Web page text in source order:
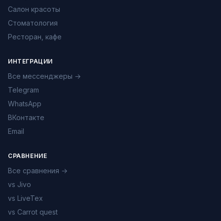
Салон красоты
Стоматология
Ресторан, кафе
ИНТЕГРАЦИИ
Все мессенджеры →
Telegram
WhatsApp
ВКонтакте
Email
СРАВНЕНИЕ
Все сравнения →
vs Jivo
vs LiveTex
vs Carrot quest